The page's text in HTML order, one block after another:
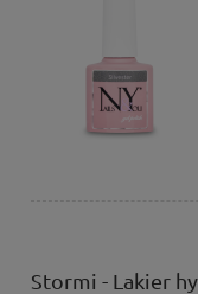
Stormi - Lakier